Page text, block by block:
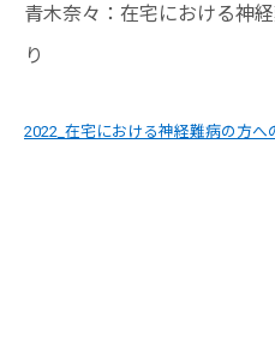
青木奈々：在宅における神
り
2022_在宅における神経難病の方へ